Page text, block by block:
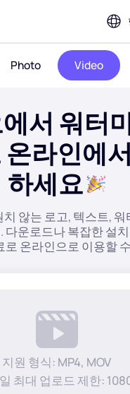
기
Photo Video
서 워터
라인에
하세요
않는 로고, 텍스트,
다운로드나 복잡한 설
로 온라인으로 이용할
지원 형식: MP4, MOV
최대 업로드 제한: